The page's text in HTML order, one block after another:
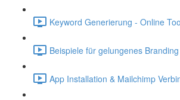
Keyword Generierung - Online
Beispiele für gelungenes
App Installation & Mailchimp